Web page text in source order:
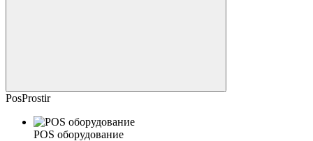
PosProstir
POS оборудование